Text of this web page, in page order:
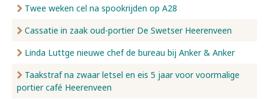
Twee weken cel na spookrijden op A28
Cassatie in zaak oud-portier De Swetser Heerenveen
Linda Luttge nieuwe chef de bureau bij Anker & Anker
Taakstraf na zwaar letsel en eis 5 jaar voor voormalige
portier café Heerenveen